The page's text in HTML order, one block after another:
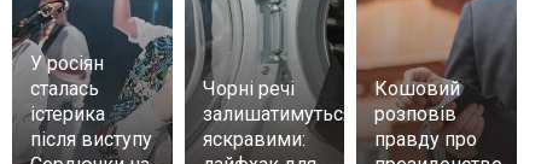
У росіян
сталась
істерика
після виступу
Чорні речі
залишатимуться
яскравими:
Кошовий
розповів
правду про